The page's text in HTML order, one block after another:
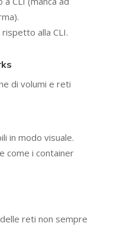
alla CLI.
di volumi e reti
in modo visuale.
come i container
reti non sempre